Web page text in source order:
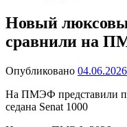
Новый
сравнили на
Опубликовано 04.06.2026
На ПМЭФ представили
седана Senat 1000